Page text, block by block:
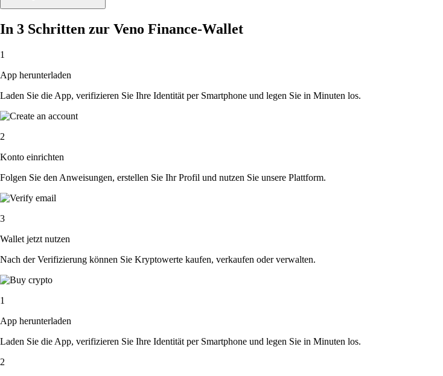
In 3 Schritten zur Veno Finance-Wallet
1
App herunterladen
Laden Sie die App, verifizieren Sie Ihre Identität per Smartphone und legen Sie in Minuten los.
2
Konto einrichten
Folgen Sie den Anweisungen, erstellen Sie Ihr Profil und nutzen Sie unsere Plattform.
3
Wallet jetzt nutzen
Nach der Verifizierung können Sie Kryptowerte kaufen, verkaufen oder verwalten.
1
App herunterladen
Laden Sie die App, verifizieren Sie Ihre Identität per Smartphone und legen Sie in Minuten los.
2